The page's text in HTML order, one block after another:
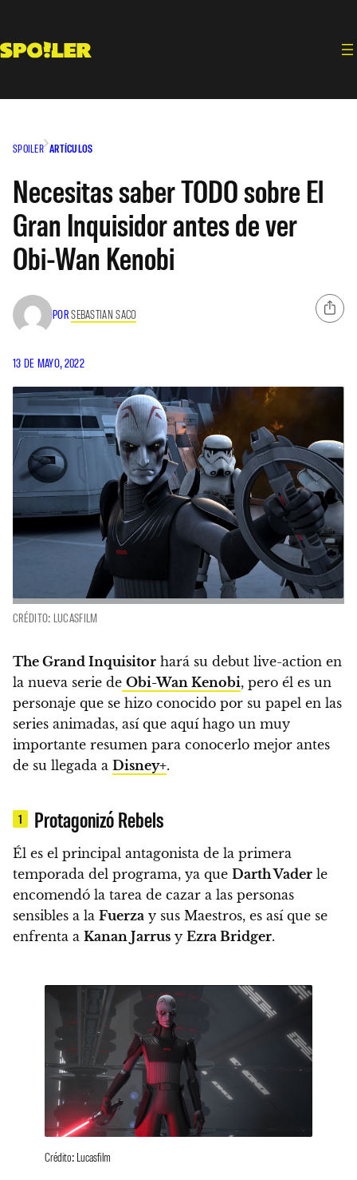
contenido
SPOILER ARTÍCULOS
Necesitas saber TODO sobre El
Gran Inquisidor antes de ver
Obi-Wan Kenobi
PORSEBASTIAN SACO
13 DE MAYO, 2022
CRÉDITO: LUCASFILM
The Grand Inquisitor hará su debut live-action en
la nueva serie de Obi-Wan Kenobi, pero él es un
personaje que se hizo conocido por su papel en las
series animadas, así que aquí hago un muy
importante resumen para conocerlo mejor antes
de su llegada a Disney+.
1 Protagonizó Rebels
Él es el principal antagonista de la primera
temporada del programa, ya que Darth Vader le
encomendó la tarea de cazar a las personas
sensibles a la Fuerza y ​​sus Maestros, es así que se
enfrenta a Kanan Jarrus y Ezra Bridger.
Crédito: Lucasfilm